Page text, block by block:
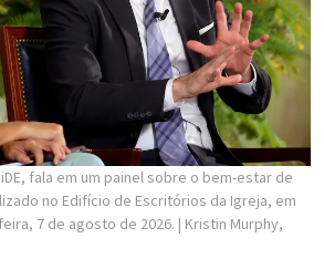
fala em um painel sobre o bem-estar de
no Edifício de Escritórios da Igreja, em
7 de agosto de 2026. | Kristin Murphy,